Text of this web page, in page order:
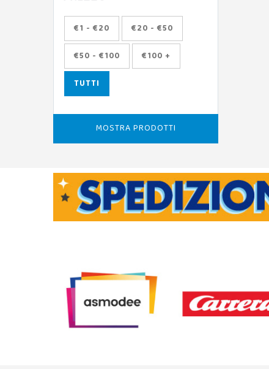
€1 - €20 €20 - €50
€50 - €100 €100 +
TUTTI
MOSTRA PRODOTTI